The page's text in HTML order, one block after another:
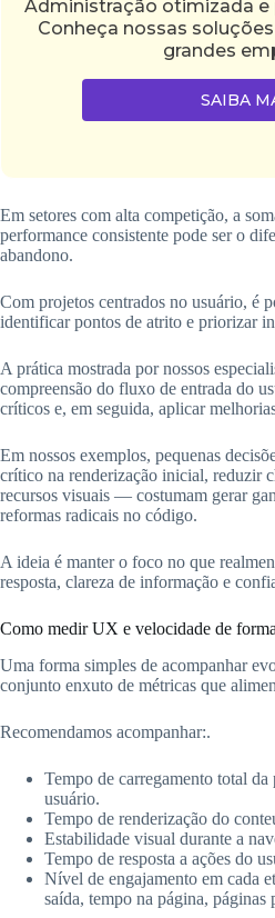
Administração otimizada e
Conheça nossas
grandes
SAIBA
Em setores com alta competição, a
performance consistente pode ser o
abandono.
Com projetos centrados no usuário, é
identificar pontos de atrito e priorizar
A prática mostrada por nossos
compreensão do fluxo de entrada do
críticos e, em seguida, aplicar
Em nossos exemplos, pequenas
crítico na renderização inicial, reduzir
recursos visuais — costumam gerar
reformas radicais no código.
A ideia é manter o foco no que
resposta, clareza de informação e
Como medir UX e velocidade de
Uma forma simples de acompanhar
conjunto enxuto de métricas que
Recomendamos acompanhar:.
Tempo de carregamento total
usuário.
Tempo de renderização do
Estabilidade visual durante a
Tempo de resposta a ações do
Nível de engajamento em cada
saída, tempo na página, páginas